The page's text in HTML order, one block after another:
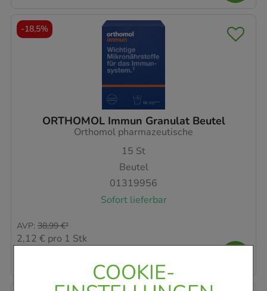
COOKIE-
ORTHOMOL Immun Granulat Beutel
Orthomol pharmazeutische
15 St
Beutel
01319956
Sofort lieferbar
AVP: 38,99 €²
2,12 € pro 1 Stk
-18,5%